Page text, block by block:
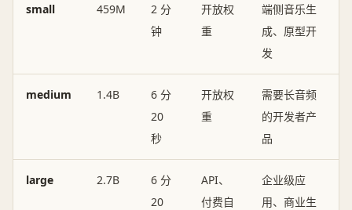
small 459M
2 分
钟
开放权
重
端侧音乐生
成、原型开
发
medium 1.4B
6 分
20
秒
开放权
重
需要长音频
的开发者产
品
large 2.7B
6 分
20
API、
付费自
企业级应
用、商业生